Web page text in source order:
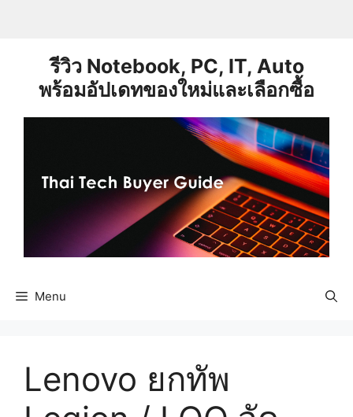
รีวิว Notebook, PC, IT, Auto
พร้อมอัปเดทของใหม่และเลือกซื้อ
Menu
Lenovo ยกทัพ